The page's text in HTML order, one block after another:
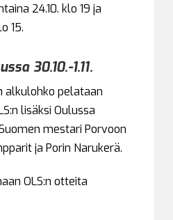
24.10. klo 19 ja
15.
30.10.-1.11.
alkulohko pelataan
lisäksi Oulussa
mestari Porvoon
ja Porin Narukerä.
OLS:n otteita